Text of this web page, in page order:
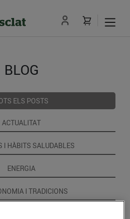
BLOG
ELS POSTS
ACTUALITAT
I HÀBITS SALUDABLES
ENERGIA
I TRADICIONS